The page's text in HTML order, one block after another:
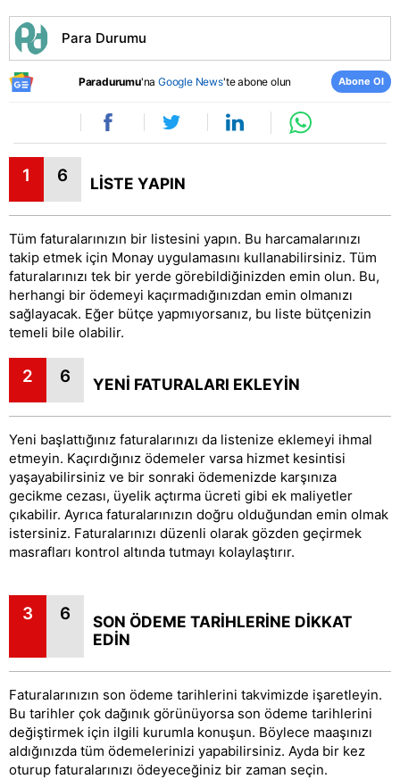
Para Durumu
Paradurumu'naGoogle News'te abone olun Abone Ol
1 6 LİSTE YAPIN
Tüm faturalarınızın bir listesini yapın. Bu harcamalarınızı
takip etmek için Monay uygulamasını kullanabilirsiniz. Tüm
faturalarınızı tek bir yerde görebildiğinizden emin olun. Bu,
herhangi bir ödemeyi kaçırmadığınızdan emin olmanızı
sağlayacak. Eğer bütçe yapmıyorsanız, bu liste bütçenizin
temeli bile olabilir.
2 6 YENİ FATURALARI EKLEYİN
Yeni başlattığınız faturalarınızı da listenize eklemeyi ihmal
etmeyin. Kaçırdığınız ödemeler varsa hizmet kesintisi
yaşayabilirsiniz ve bir sonraki ödemenizde karşınıza
gecikme cezası, üyelik açtırma ücreti gibi ek maliyetler
çıkabilir. Ayrıca faturalarınızın doğru olduğundan emin olmak
istersiniz. Faturalarınızı düzenli olarak gözden geçirmek
masrafları kontrol altında tutmayı kolaylaştırır.
3 6
SON ÖDEME TARİHLERİNE DİKKAT
EDİN
Faturalarınızın son ödeme tarihlerini takvimizde işaretleyin.
Bu tarihler çok dağınık görünüyorsa son ödeme tarihlerini
değiştirmek için ilgili kurumla konuşun. Böylece maaşınızı
aldığınızda tüm ödemelerinizi yapabilirsiniz. Ayda bir kez
oturup faturalarınızı ödeyeceğiniz bir zaman seçin.